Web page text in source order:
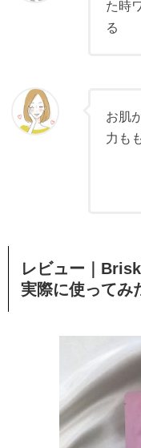
た時
る
お肌
力も
レビュー｜
実際に使ってみ